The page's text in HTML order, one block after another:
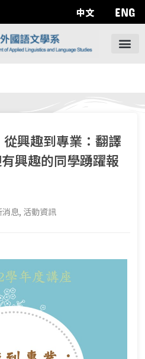
中文 ENG
興趣到專業：翻譯
興趣的同學踴躍報
消息, 活動資訊